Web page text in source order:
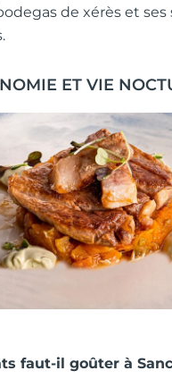
de xérès et ses
ET VIE
faut-il goûter à